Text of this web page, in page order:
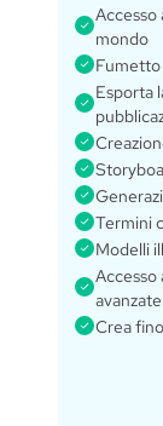
Accesso
mondo
Esporta
Termini
Modelli
Accesso
avanzate
Crea